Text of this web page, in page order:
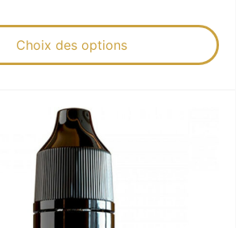
Choix des options